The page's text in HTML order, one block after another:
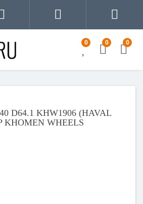
0 0 0
D64.1 KHW1906 (HAVAL
KHOMEN WHEELS